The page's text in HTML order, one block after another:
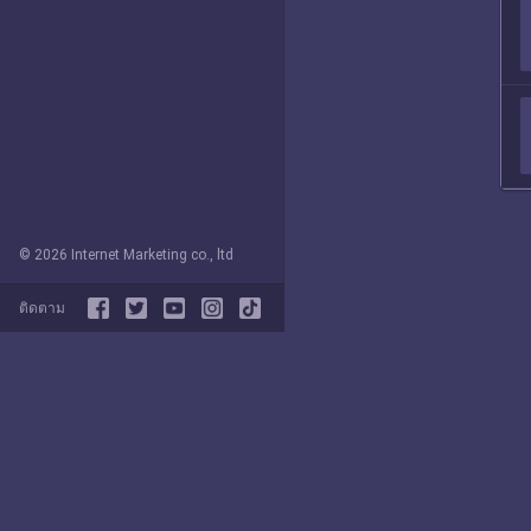
© 2026 Internet Marketing co., ltd
ติดตาม